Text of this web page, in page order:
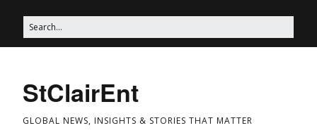
StClairEnt
GLOBAL NEWS, INSIGHTS & STORIES THAT MATTER